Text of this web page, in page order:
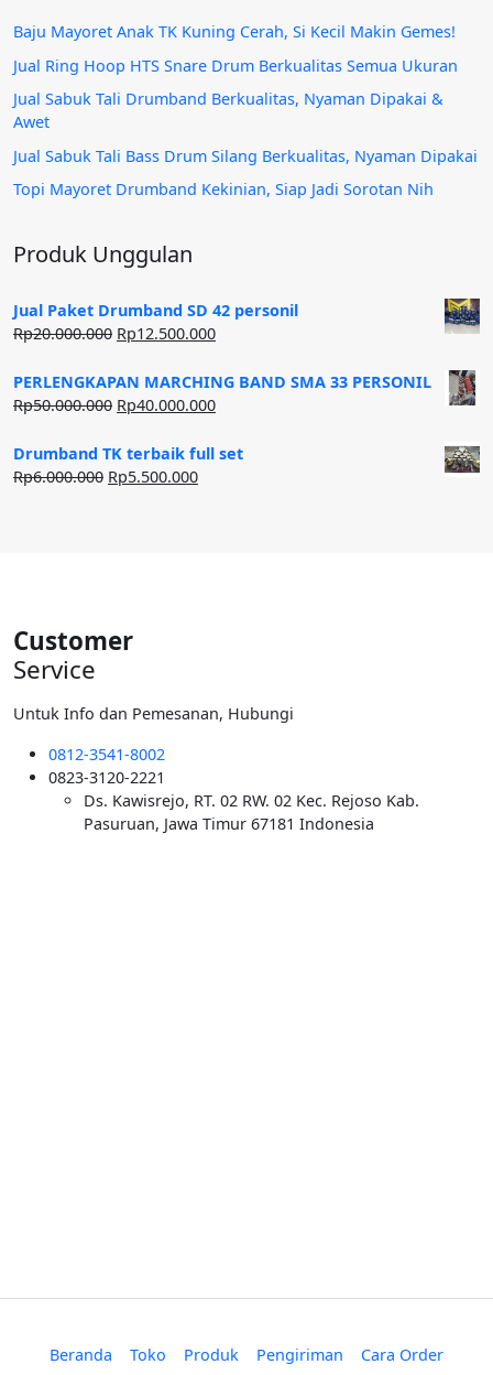
Baju Mayoret Anak TK Kuning Cerah, Si Kecil Makin Gemes!
Jual Ring Hoop HTS Snare Drum Berkualitas Semua Ukuran
Jual Sabuk Tali Drumband Berkualitas, Nyaman Dipakai &
Awet
Jual Sabuk Tali Bass Drum Silang Berkualitas, Nyaman Dipakai
Topi Mayoret Drumband Kekinian, Siap Jadi Sorotan Nih
Produk Unggulan
Jual Paket Drumband SD 42 personil
Rp20.000.000 Harga
adalah:
Rp20.000.000.
Rp12.500.000Harga
ini
adalah:
PERLENGKAPAN MARCHING BAND SMA 33 PERSONIL
Rp50.000.000 Harga
adalah:
Rp50.000.000.
Rp40.000.000Harga
ini
Drumband TK terbaik full set
Rp6.000.000 Harga
Rp5.500.000Harga
Customer
Service
Untuk Info dan Pemesanan, Hubungi
0812-3541-8002
0823-3120-2221
Ds. Kawisrejo, RT. 02 RW. 02 Kec. Rejoso Kab.
Pasuruan, Jawa Timur 67181 Indonesia
Beranda Toko Produk Pengiriman Cara Order